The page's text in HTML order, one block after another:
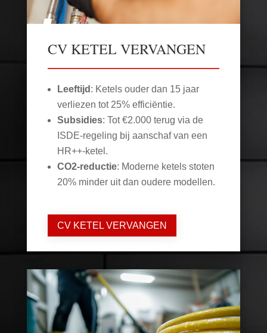
CV KETEL VERVANGEN
Leeftijd : Ketels ouder dan 15 jaar
verliezen tot 25% efficiëntie.
Subsidies: Tot €2.000 terug via de
ISDE-regeling bij aanschaf van een
HR++-ketel.
CO2-reductie: Moderne ketels stoten
20% minder uit dan oudere modellen.
CV KETEL VERVANGEN